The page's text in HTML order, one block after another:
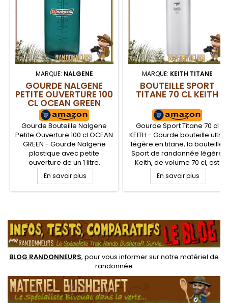
MARQUE: NALGENE
GOURDE NALGENE
PETITE OUVERTURE 100
CL OCEAN GREEN
Gourde Bouteille Nalgene
Petite Ouverture 100 cl OCEAN
GREEN - Gourde Nalgene
plastique avec petite
ouverture de un 1 litre.
Bouteille Nalgene en tritan,
robuste, adaptée à la
randonnée, survie et
incassable, et ne donne ni
goûts, ni odeurs à vos
boissons et garantie sans
BPA
En savoir plus
MARQUE: KEITH TITANE
BOUTEILLE SPORT
TITANE 70 CL KEITH
Gourde Sport Titane 70 cl
KEITH - Gourde bouteille ultra
légère en titane, la bouteille
Sport de randonnée légère
Keith, de volume 70 cl, est
ultra robuste et surtout très
appréciée par les
randonneurs du fait de son
avec poignée rétractable et
joint
En savoir plus
BLOG RANDONNEURS, pour vous informer sur notre matériel de
randonnée